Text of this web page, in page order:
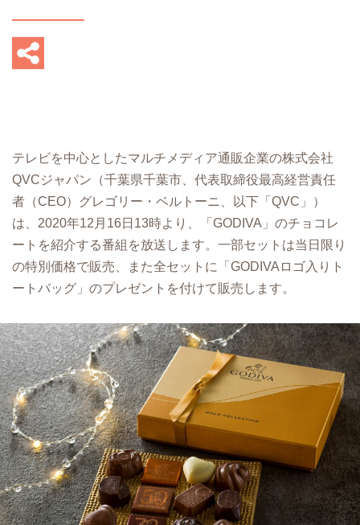
テレビを中⼼としたマルチメディア通販企業の株式会社
QVCジャパン（千葉県千葉市、代表取締役最⾼経営責任
者（CEO）グレゴリー・ベルトーニ、以下「QVC」）
は、2020年12月16日13時より、「GODIVA」のチョコレ
ートを紹介する番組を放送します。一部セットは当日限り
の特別価格で販売、また全セットに「GODIVAロゴ入りト
ートバッグ」のプレゼントを付けて販売します。